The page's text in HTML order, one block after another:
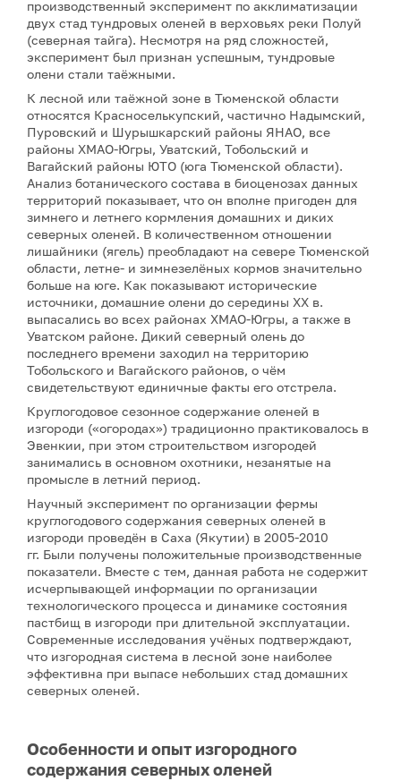
производственный эксперимент по акклиматизации
двух стад тундровых оленей в верховьях реки Полуй
(северная тайга). Несмотря на ряд сложностей,
эксперимент был признан успешным, тундровые
олени стали таёжными.
К лесной или таёжной зоне в Тюменской области
относятся Красноселькупский, частично Надымский,
Пуровский и Шурышкарский районы ЯНАО, все
районы ХМАО-Югры, Уватский, Тобольский и
Вагайский районы ЮТО (юга Тюменской области).
Анализ ботанического состава в биоценозах данных
территорий показывает, что он вполне пригоден для
зимнего и летнего кормления домашних и диких
северных оленей. В количественном отношении
лишайники (ягель) преобладают на севере Тюменской
области, летне- и зимнезелёных кормов значительно
больше на юге. Как показывают исторические
источники, домашние олени до середины ХХ в.
выпасались во всех районах ХМАО-Югры, а также в
Уватском районе. Дикий северный олень до
последнего времени заходил на территорию
Тобольского и Вагайского районов, о чём
свидетельствуют единичные факты его отстрела.
Круглогодовое сезонное содержание оленей в
изгороди («огородах») традиционно практиковалось в
Эвенкии, при этом строительством изгородей
занимались в основном охотники, незанятые на
промысле в летний период.
Научный эксперимент по организации фермы
круглогодового содержания северных оленей в
изгороди проведён в Саха (Якутии) в 2005-2010
гг. Были получены положительные производственные
показатели. Вместе с тем, данная работа не содержит
исчерпывающей информации по организации
технологического процесса и динамике состояния
пастбищ в изгороди при длительной эксплуатации.
Современные исследования учёных подтверждают,
что изгородная система в лесной зоне наиболее
эффективна при выпасе небольших стад домашних
северных оленей.
Особенности и опыт изгородного
содержания северных оленей